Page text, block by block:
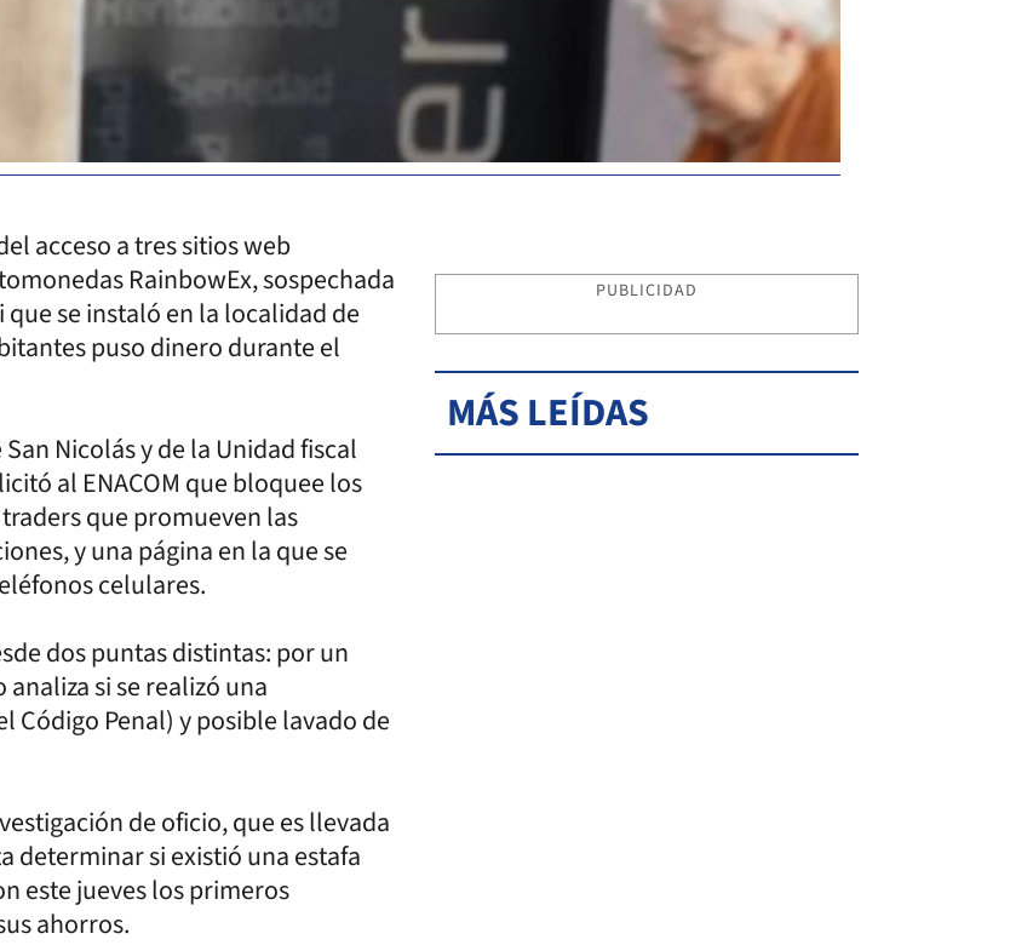
acceso a tres sitios web
RainbowEx, sospechada
se instaló en la localidad de
puso dinero durante el
Nicolás y de la Unidad fiscal
al ENACOM que bloquee los
que promueven las
y una página en la que se
celulares.
dos puntas distintas: por un
si se realizó una
Código Penal) y posible lavado de
de oficio, que es llevada
determinar si existió una estafa
este jueves los primeros
ahorros.
PUBLICIDAD
MÁS LEÍDAS